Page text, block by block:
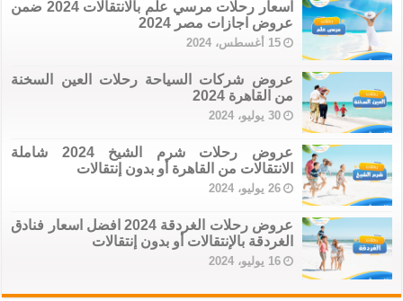
اسعار رحلات مرسي علم بالانتقالات 2024 ضمن
عروض اجازات مصر 2024
15 أغسطس، 2024
عروض شركات السياحة رحلات العين السخنة
من القاهرة 2024
30 يوليو، 2024
عروض رحلات شرم الشيخ 2024 شاملة
الانتقالات من القاهرة أو بدون إنتقالات
26 يوليو، 2024
عروض رحلات الغردقة 2024 افضل اسعار فنادق
الغردقة بالإنتقالات أو بدون إنتقالات
16 يوليو، 2024